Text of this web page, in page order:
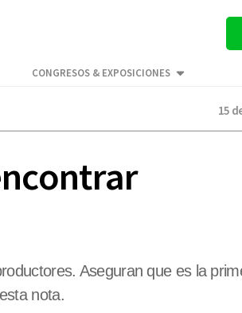
CONGRESOS & EXPOSICIONES
15
Aseguran que es la
nota.